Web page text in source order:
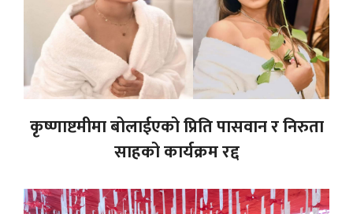
कृष्णाष्टमीमा बोलाईएको प्रिति पासवान र निरुता
साहको कार्यक्रम रद्द